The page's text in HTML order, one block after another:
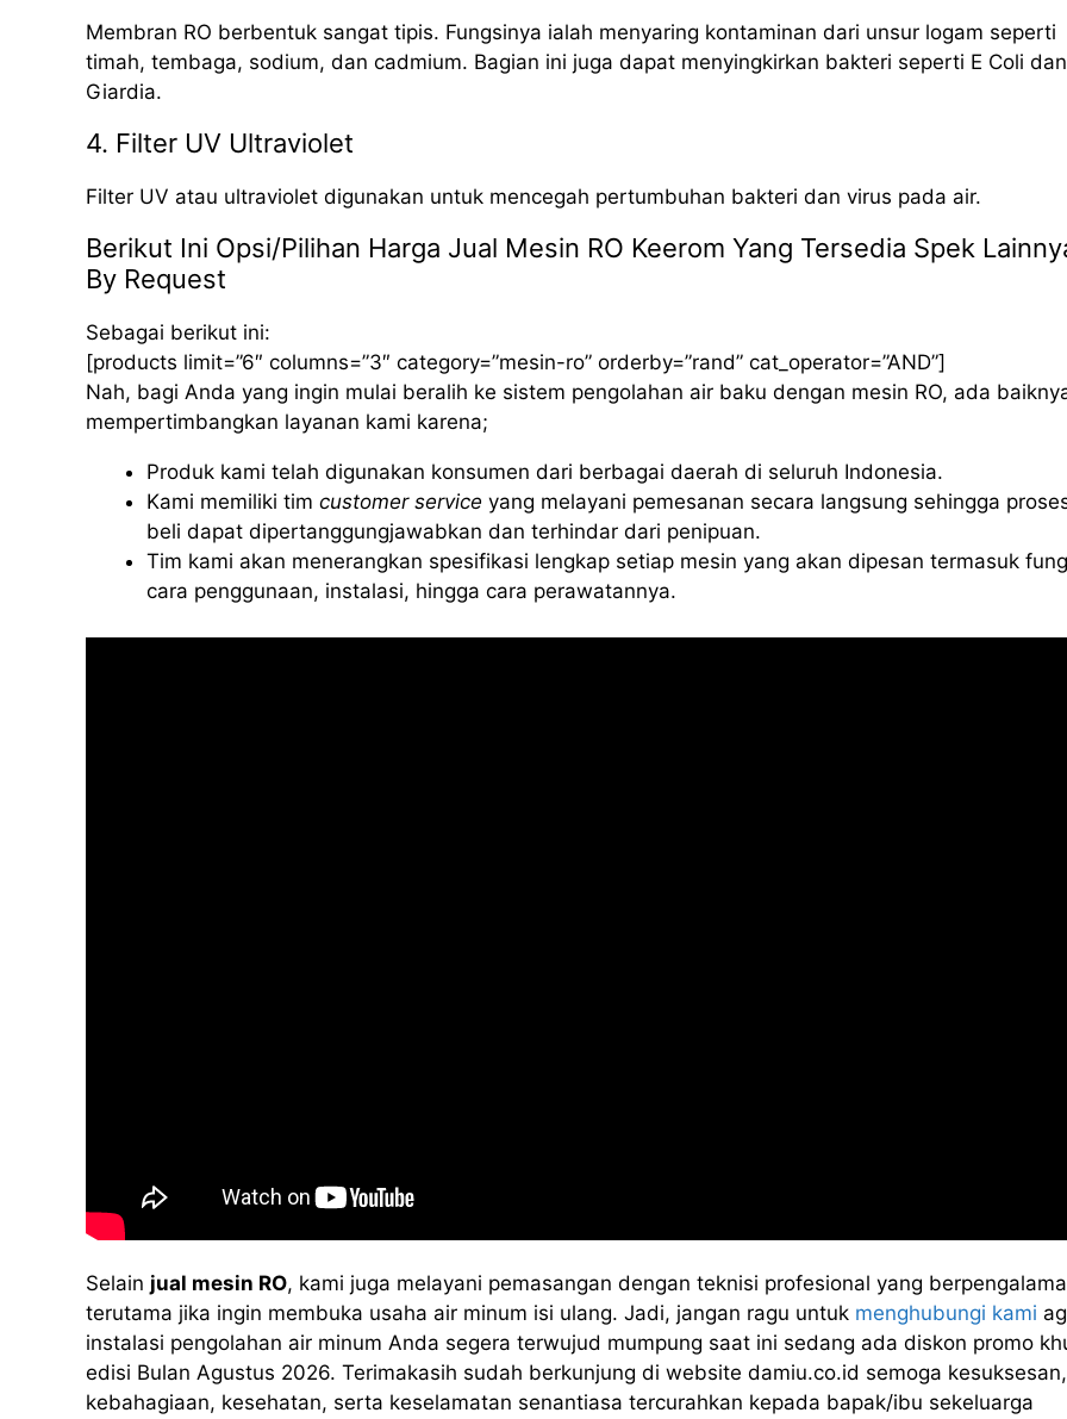
Membran RO berbentuk sangat tipis. Fungsinya ialah menyaring kontaminan dari unsur logam seperti
timah, tembaga, sodium, dan cadmium. Bagian ini juga dapat menyingkirkan bakteri seperti E Coli dan
Giardia.
4. Filter UV Ultraviolet
Filter UV atau ultraviolet digunakan untuk mencegah pertumbuhan bakteri dan virus pada air.
Berikut Ini Opsi/Pilihan Harga Jual Mesin RO Keerom Yang Tersedia Spek
By Request
Sebagai berikut ini:
[products limit=”6″ columns=”3″ category=”mesin-ro” orderby=”rand” cat_operator=”AND”]
Nah, bagi Anda yang ingin mulai beralih ke sistem pengolahan air baku dengan mesin RO, ada
mempertimbangkan layanan kami karena;
Produk kami telah digunakan konsumen dari berbagai daerah di seluruh Indonesia.
Kami memiliki tim customer service yang melayani pemesanan secara langsung sehingga
beli dapat dipertanggungjawabkan dan terhindar dari penipuan.
Tim kami akan menerangkan spesifikasi lengkap setiap mesin yang akan dipesan termasuk
cara penggunaan, instalasi, hingga cara perawatannya.
Selain jual mesin RO, kami juga melayani pemasangan dengan teknisi profesional yang
terutama jika ingin membuka usaha air minum isi ulang. Jadi, jangan ragu untuk menghubungi kami
instalasi pengolahan air minum Anda segera terwujud mumpung saat ini sedang ada diskon promo
edisi Bulan Agustus 2026. Terimakasih sudah berkunjung di website damiu.co.id semoga kesuksesan,
kebahagiaan, kesehatan, serta keselamatan senantiasa tercurahkan kepada bapak/ibu sekeluarga